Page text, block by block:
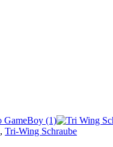
, Tri-Wing Schraube